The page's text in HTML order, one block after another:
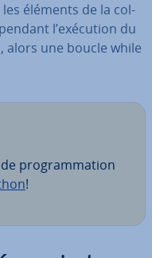
éléments de la col­
l’exécution du
alors une boucle while
pro­gram­ma­tion
!